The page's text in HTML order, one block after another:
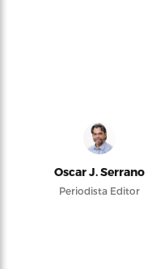
Oscar J. Serrano
Periodista Editor